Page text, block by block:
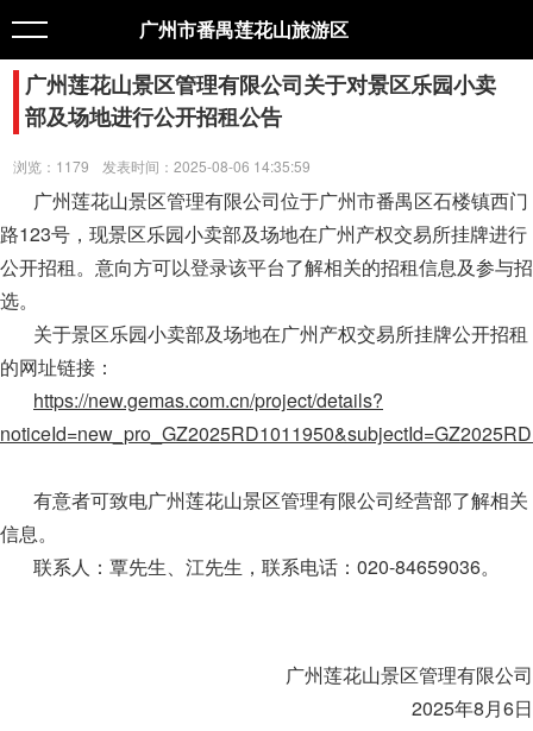
广州市番禺莲花山旅游区
广州莲花山景区管理有限公司关于对景区乐园小卖
部及场地进行公开招租公告
浏览：1179 发表时间：2025-08-06 14:35:59
广州莲花山景区管理有限公司位于广州市番禺区石楼镇西门
路123号，现景区乐园小卖部及场地在广州产权交易所挂牌进行
公开招租。意向方可以登录该平台了解相关的招租信息及参与招
选。
关于景区乐园小卖部及场地在广州产权交易所挂牌公开招租
的网址链接：
https://new.gemas.com.cn/project/details?
有意者可致电广州莲花山景区管理有限公司经营部了解相关
信息。
联系人：覃先生、江先生，联系电话：020-84659036。
广州莲花山景区管理有限公司
2025年8月6日